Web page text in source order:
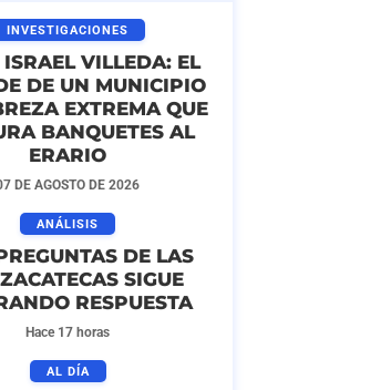
INVESTIGACIONES
VILLEDA: EL
DE UN MUNICIPIO
EXTREMA QUE
BANQUETES AL
ERARIO
DE AGOSTO DE 2026
ANÁLISIS
DE LAS
SIGUE
RESPUESTA
Hace 17 horas
AL DÍA